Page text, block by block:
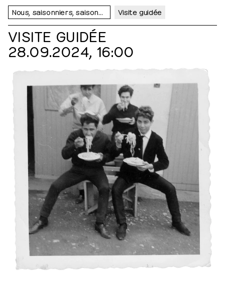
Visite guidée
VISITE GUIDÉE
28.09.2024, 16:00